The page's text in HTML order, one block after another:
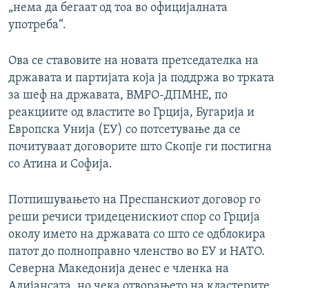
„нема да бегаат од тоа во официјалната
употреба“.
Ова се ставовите на новата претседателка на
државата и партијата која ја поддржа во трката
за шеф на државата, ВМРО-ДПМНЕ, по
реакциите од властите во Грција, Бугарија и
Европска Унија (ЕУ) со потсетување да се
почитуваат договорите што Скопје ги постигна
со Атина и Софија.
Потпишувањето на Преспанскиот договор го
реши речиси тридеценискиот спор со Грција
околу името на државата со што се одблокира
патот до полноправно членство во ЕУ и НАТО.
Северна Македонија денес е членка на